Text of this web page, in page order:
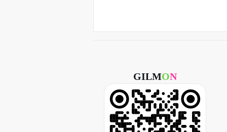
GILMON